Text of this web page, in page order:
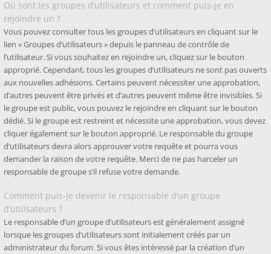
Où sont les groupes d’utilisateurs et comment puis-je en
rejoindre un ?
Vous pouvez consulter tous les groupes d’utilisateurs en cliquant sur le
lien « Groupes d’utilisateurs » depuis le panneau de contrôle de
l’utilisateur. Si vous souhaitez en rejoindre un, cliquez sur le bouton
approprié. Cependant, tous les groupes d’utilisateurs ne sont pas ouverts
aux nouvelles adhésions. Certains peuvent nécessiter une approbation,
d’autres peuvent être privés et d’autres peuvent même être invisibles. Si
le groupe est public, vous pouvez le rejoindre en cliquant sur le bouton
dédié. Si le groupe est restreint et nécessite une approbation, vous devez
cliquer également sur le bouton approprié. Le responsable du groupe
d’utilisateurs devra alors approuver votre requête et pourra vous
demander la raison de votre requête. Merci de ne pas harceler un
responsable de groupe s’il refuse votre demande.
Comment puis-je devenir le responsable d’un groupe
d’utilisateurs ?
Le responsable d’un groupe d’utilisateurs est généralement assigné
lorsque les groupes d’utilisateurs sont initialement créés par un
administrateur du forum. Si vous êtes intéressé par la création d’un